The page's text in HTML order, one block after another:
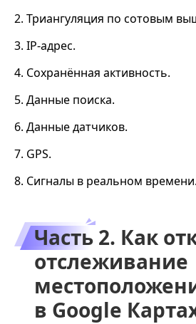
2. Триангуляция по сотовым
3. IP‑адрес.
4. Сохранённая активность.
5. Данные поиска.
6. Данные датчиков.
7. GPS.
8. Сигналы в реальном времени.
Часть 2. Как
отслеживание
в Google